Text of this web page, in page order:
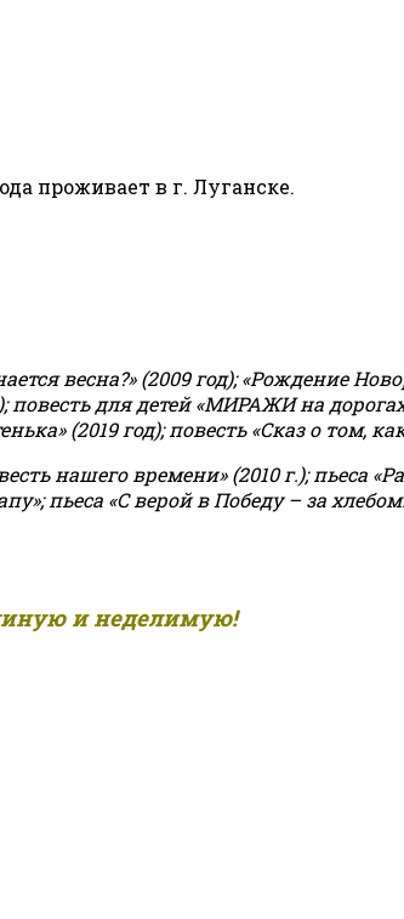
проживает в г. Луганске.
весна?» (2009 год); «Рождение
повесть для детей «МИРАЖИ на
(2019 год); повесть «Сказ о том,
нашего времени» (2010 г.); пьеса
пьеса «С верой в Победу – за
и неделимую!